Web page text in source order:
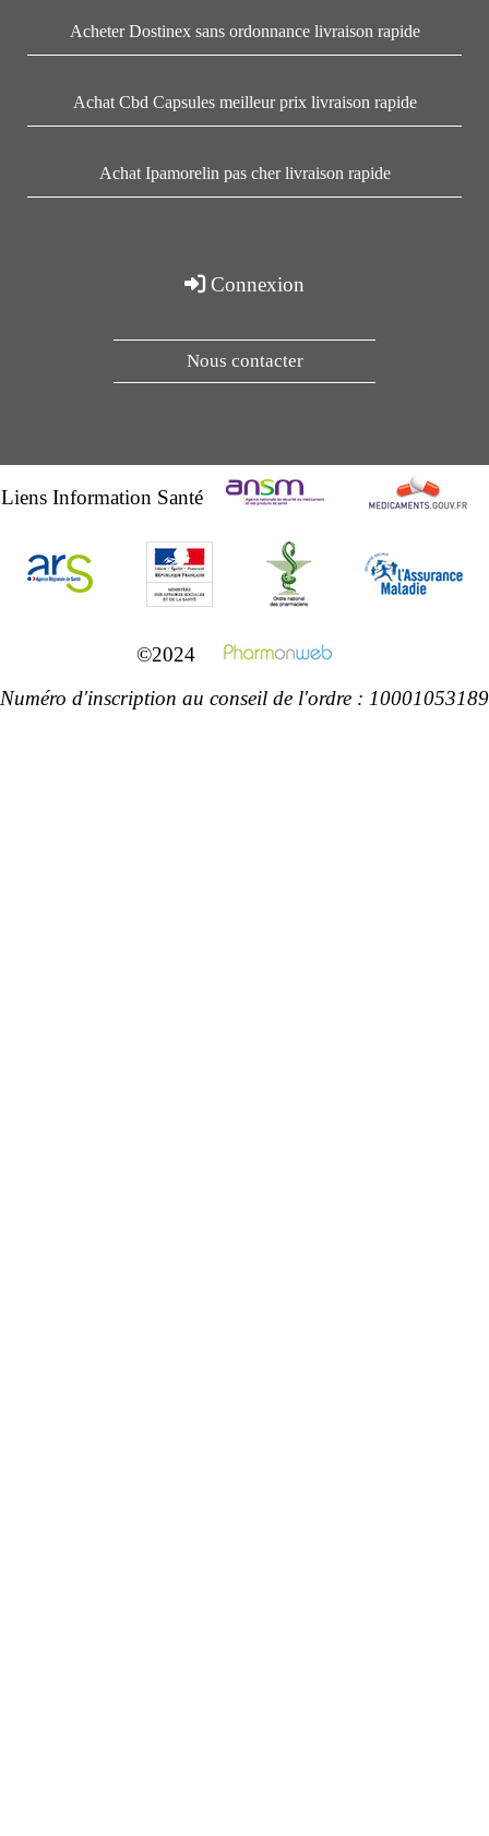
Acheter Dostinex sans ordonnance livraison rapide
Achat Cbd Capsules meilleur prix livraison rapide
Achat Ipamorelin pas cher livraison rapide
Connexion
Nous contacter
Liens Information Santé
©2024
Numéro d'inscription au conseil de l'ordre : 10001053189